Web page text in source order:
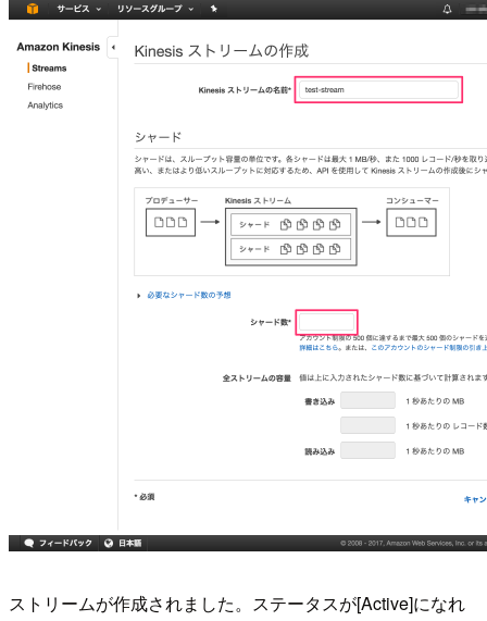
ストリームが作成されました。ステータスが[Active]になれ